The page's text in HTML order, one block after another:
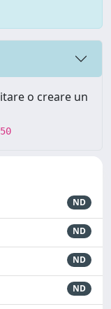
o creare un
ND
ND
ND
ND